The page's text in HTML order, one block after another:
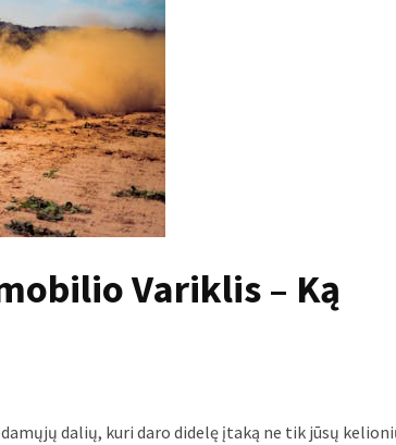
Variklis – Ką
dalių, kuri daro didelę įtaką ne tik jūsų